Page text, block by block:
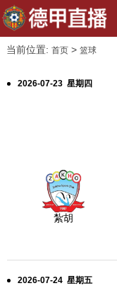
当前位置: 首页> 篮球
2026-07-23 星期四
紮胡
2026-07-24 星期五